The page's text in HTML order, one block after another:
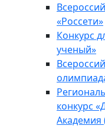
«Россети»
Конкурс
ученый»
конкурс